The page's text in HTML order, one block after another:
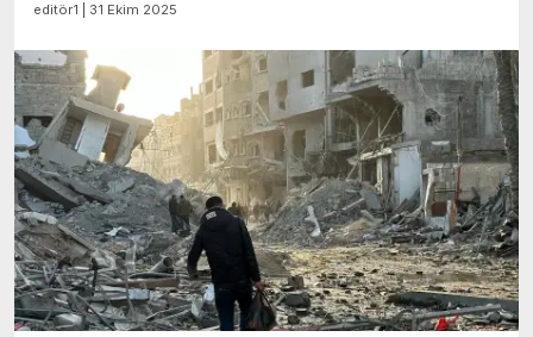
editör1 | 31 Ekim 2025